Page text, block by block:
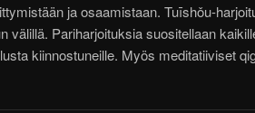
ja osaamistaan. Tuīshǒu-
välillä. Pariharjoituksia suositellaan
kiinnostuneille. Myös meditatiiviset